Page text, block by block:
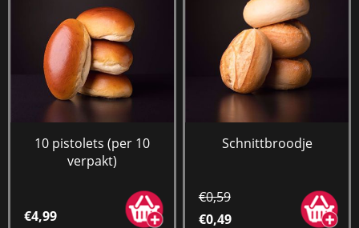
10 pistolets (per 10
verpakt)
€4,99
Schnittbroodje
€0,59
€0,49